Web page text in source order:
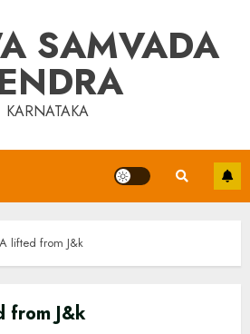
SAMVADA
KARNATAKA
lifted from J&k
from J&k